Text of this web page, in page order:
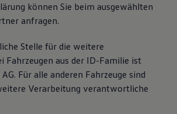
können Sie beim ausgewählten
anfragen.
Stelle für die weitere
Fahrzeugen aus der ID-Familie ist
Für alle anderen Fahrzeuge sind
Verarbeitung verantwortliche